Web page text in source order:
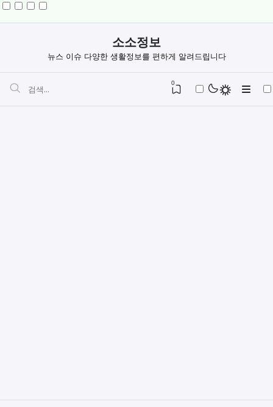
소소정보
뉴스 이슈 다양한 생활정보를 편하게 알려드립니다
0